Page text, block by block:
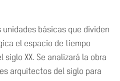
unidades básicas que dividen
el espacio de tiempo
XX. Se analizará la obra
arquitectos del siglo para